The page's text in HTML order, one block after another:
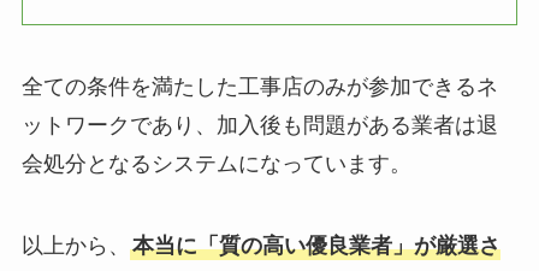
全ての条件を満たした工事店のみが参加できるネ
ットワークであり、加入後も問題がある業者は退
会処分となるシステムになっています。
以上から、 本当に「質の高い優良業者」が厳選さ